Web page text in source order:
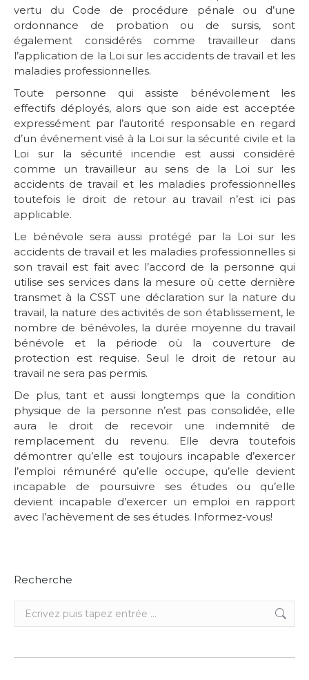
vertu du Code de procédure pénale ou d’une
ordonnance de probation ou de sursis, sont
également considérés comme travailleur dans
l’application de la Loi sur les accidents de travail et les
maladies professionnelles.
Toute personne qui assiste bénévolement les
effectifs déployés, alors que son aide est acceptée
expressément par l’autorité responsable en regard
d’un événement visé à la Loi sur la sécurité civile et la
Loi sur la sécurité incendie est aussi considéré
comme un travailleur au sens de la Loi sur les
accidents de travail et les maladies professionnelles
toutefois le droit de retour au travail n’est ici pas
applicable.
Le bénévole sera aussi protégé par la Loi sur les
accidents de travail et les maladies professionnelles si
son travail est fait avec l’accord de la personne qui
utilise ses services dans la mesure où cette dernière
transmet à la CSST une déclaration sur la nature du
travail, la nature des activités de son établissement, le
nombre de bénévoles, la durée moyenne du travail
bénévole et la période où la couverture de
protection est requise. Seul le droit de retour au
travail ne sera pas permis.
De plus, tant et aussi longtemps que la condition
physique de la personne n’est pas consolidée, elle
aura le droit de recevoir une indemnité de
remplacement du revenu. Elle devra toutefois
démontrer qu’elle est toujours incapable d’exercer
l’emploi rémunéré qu’elle occupe, qu’elle devient
incapable de poursuivre ses études ou qu’elle
devient incapable d’exercer un emploi en rapport
avec l’achèvement de ses études. Informez-vous!
Recherche
Recherche